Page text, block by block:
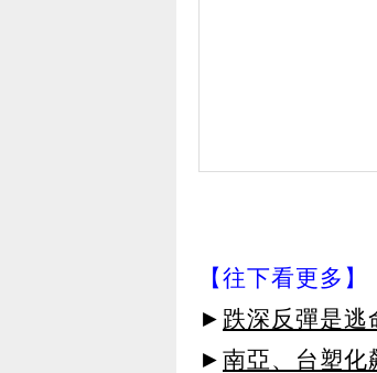
【往下看更多】
► 跌深反彈是逃
► 南亞、台塑化